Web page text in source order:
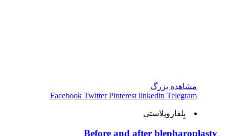
مشاهده بزرگ
Facebook Twitter Pinterest linkedin Telegram
بِلفاروپلاستی
Before and after blepharoplasty